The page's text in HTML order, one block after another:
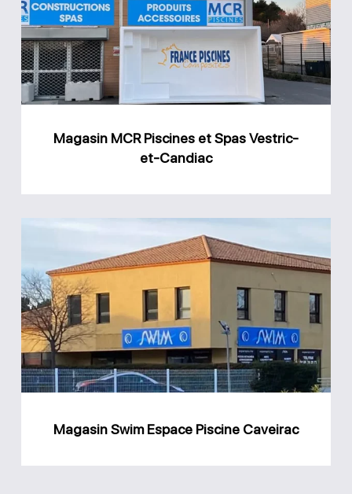
et
Spas
Vestric-
et-
Magasin MCR Piscines et Spas Vestric-
et-Candiac
Swim
Espace
Piscine
Caveirac
Magasin Swim Espace Piscine Caveirac